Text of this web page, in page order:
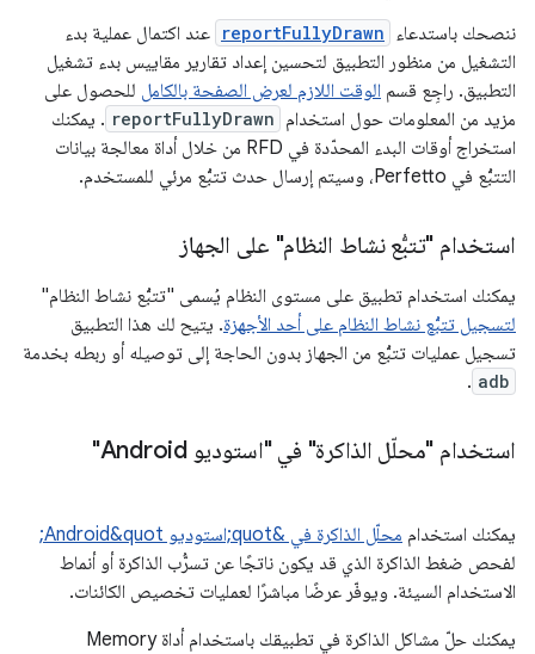
ننصحك باستدعاء reportFullyDrawn عند اكتمال عملية بدء
التشغيل من منظور التطبيق لتحسين إعداد تقارير مقاييس بدء تشغيل
التطبيق. راجِع قسم الوقت اللازم لعرض الصفحة بالكامل للحصول على
مزيد من المعلومات حول استخدام reportFullyDrawn . يمكنك
استخراج أوقات البدء المحدّدة في RFD من خلال أداة معالجة بيانات
التتبُّع في Perfetto، وسيتم إرسال حدث تتبُّع مرئي للمستخدم.
استخدام "تتبُّع نشاط النظام" على الجهاز
يمكنك استخدام تطبيق على مستوى النظام يُسمى "تتبُّع نشاط النظام"
لتسجيل تتبُّع نشاط النظام على أحد الأجهزة. يتيح لك هذا التطبيق
تسجيل عمليات تتبُّع من الجهاز بدون الحاجة إلى توصيله أو ربطه بخدمة
adb
.
استخدام "محلّل الذاكرة" في "استوديو Android"
يمكنك استخدام محلّل الذاكرة في &quot;استوديو Android&quot;
لفحص ضغط الذاكرة الذي قد يكون ناتجًا عن تسرُّب الذاكرة أو أنماط
الاستخدام السيئة. ويوفّر عرضًا مباشرًا لعمليات تخصيص الكائنات.
يمكنك حلّ مشاكل الذاكرة في تطبيقك باستخدام أداة Memory